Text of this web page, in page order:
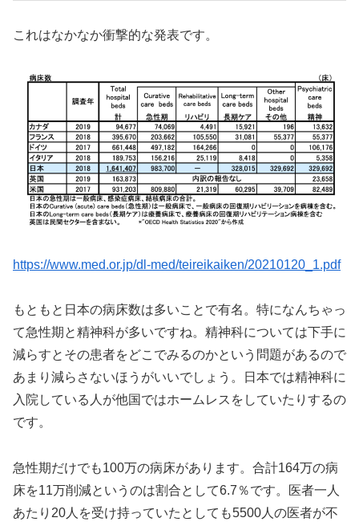
これはなかなか衝撃的な発表です。
https://www.med.or.jp/dl-med/teireikaiken/20210120_1.pdf
もともと日本の病床数は多いことで有名。特になんちゃっ
て急性期と精神科が多いですね。精神科については下手に
減らすとその患者をどこでみるのかという問題があるので
あまり減らさないほうがいいでしょう。日本では精神科に
入院している人が他国ではホームレスをしていたりするの
です。
急性期だけでも100万の病床があります。合計164万の病
床を11万削減というのは割合として6.7％です。医者一人
あたり20人を受け持っていたとしても5500人の医者が不